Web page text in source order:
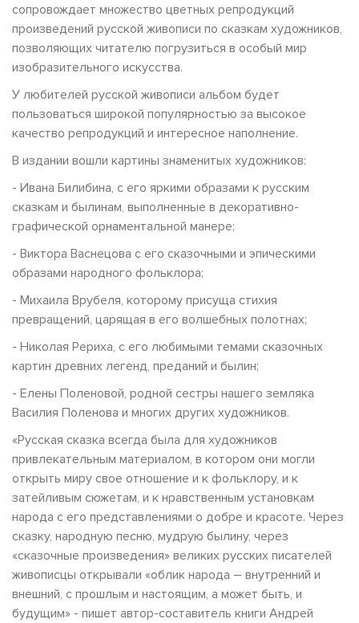
сопровождает множество цветных репродукций
произведений русской живописи по сказкам художников,
позволяющих читателю погрузиться в особый мир
изобразительного искусства.
У любителей русской живописи альбом будет
пользоваться широкой популярностью за высокое
качество репродукций и интересное наполнение.
В издании вошли картины знаменитых художников:
- Ивана Билибина, с его яркими образами к русским
сказкам и былинам, выполненные в декоративно-
графической орнаментальной манере;
- Виктора Васнецова с его сказочными и эпическими
образами народного фольклора;
- Михаила Врубеля, которому присуща стихия
превращений, царящая в его волшебных полотнах;
- Николая Рериха, с его любимыми темами сказочных
картин древних легенд, преданий и былин;
- Елены Поленовой, родной сестры нашего земляка
Василия Поленова и многих других художников.
«Русская сказка всегда была для художников
привлекательным материалом, в котором они могли
открыть миру свое отношение и к фольклору, и к
затейливым сюжетам, и к нравственным установкам
народа с его представлениями о добре и красоте. Через
сказку, народную песню, мудрую былину, через
«сказочные произведения» великих русских писателей
живописцы открывали «облик народа – внутренний и
внешний, с прошлым и настоящим, а может быть, и
будущим» - пишет автор-составитель книги Андрей